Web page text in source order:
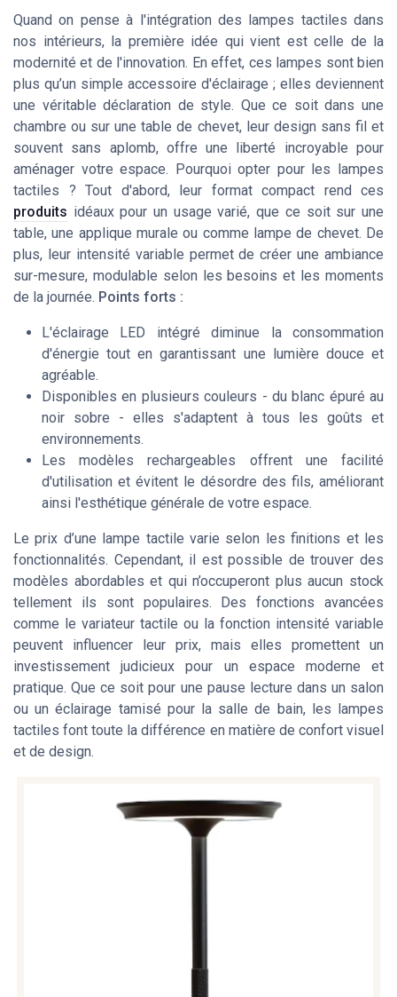
Quand on pense à l'intégration des lampes tactiles dans
nos intérieurs, la première idée qui vient est celle de la
modernité et de l'innovation. En effet, ces lampes sont bien
plus qu’un simple accessoire d'éclairage ; elles deviennent
une véritable déclaration de style. Que ce soit dans une
chambre ou sur une table de chevet, leur design sans fil et
souvent sans aplomb, offre une liberté incroyable pour
aménager votre espace. Pourquoi opter pour les lampes
tactiles ? Tout d'abord, leur format compact rend ces
produits idéaux pour un usage varié, que ce soit sur une
table, une applique murale ou comme lampe de chevet. De
plus, leur intensité variable permet de créer une ambiance
sur-mesure, modulable selon les besoins et les moments
de la journée. Points forts :
L'éclairage LED intégré diminue la consommation
d'énergie tout en garantissant une lumière douce et
agréable.
Disponibles en plusieurs couleurs - du blanc épuré au
noir sobre - elles s'adaptent à tous les goûts et
environnements.
Les modèles rechargeables offrent une facilité
d'utilisation et évitent le désordre des fils, améliorant
ainsi l'esthétique générale de votre espace.
Le prix d’une lampe tactile varie selon les finitions et les
fonctionnalités. Cependant, il est possible de trouver des
modèles abordables et qui n’occuperont plus aucun stock
tellement ils sont populaires. Des fonctions avancées
comme le variateur tactile ou la fonction intensité variable
peuvent influencer leur prix, mais elles promettent un
investissement judicieux pour un espace moderne et
pratique. Que ce soit pour une pause lecture dans un salon
ou un éclairage tamisé pour la salle de bain, les lampes
tactiles font toute la différence en matière de confort visuel
et de design.